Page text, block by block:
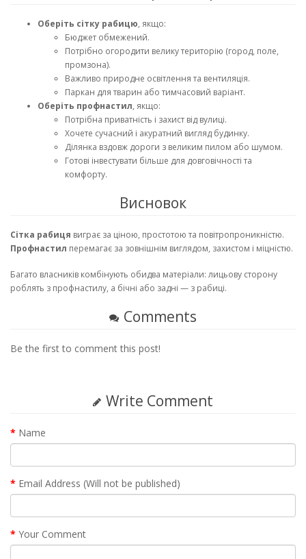
Оберіть сітку рабицю, якщо:
Бюджет обмежений.
Потрібно огородити велику територію (город, поле,
промзона).
Важливо природне освітлення та вентиляція.
Паркан для тварин або тимчасовий варіант.
Оберіть профнастил, якщо:
Потрібна приватність і захист від вулиці.
Хочете сучасний і акуратний вигляд будинку.
Ділянка вздовж дороги з великим пилом або шумом.
Готові інвестувати більше для довговічності та
комфорту.
Висновок
Сітка рабиця виграє за ціною, простотою та повітропроникністю.
Профнастил перемагає за зовнішнім виглядом, захистом і міцністю.
Багато власників комбінують обидва матеріали: лицьову сторону
роблять з профнастилу, а бічні або задні — з рабиці.
Comments
Be the first to comment this post!
Write Comment
Name
Email Address (Will not be published)
Your Comment